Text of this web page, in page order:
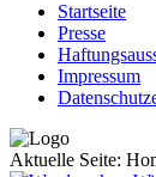
Startseite
Presse
Impressum
Aktuelle Seite: